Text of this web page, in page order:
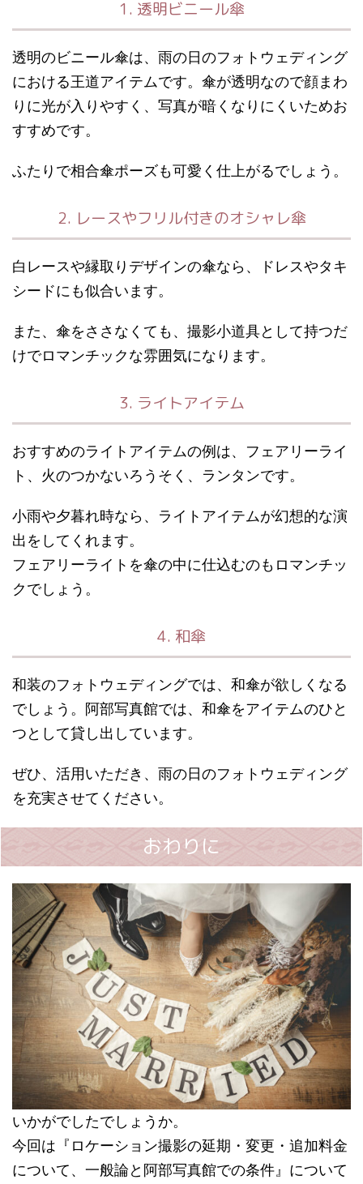
1. 透明ビニール傘
透明のビニール傘は、雨の日のフォトウェディング
における王道アイテムです。傘が透明なので顔まわ
りに光が入りやすく、写真が暗くなりにくいためお
すすめです。
ふたりで相合傘ポーズも可愛く仕上がるでしょう。
2. レースやフリル付きのオシャレ傘
白レースや縁取りデザインの傘なら、ドレスやタキ
シードにも似合います。
また、傘をささなくても、撮影小道具として持つだ
けでロマンチックな雰囲気になります。
3. ライトアイテム
おすすめのライトアイテムの例は、フェアリーライ
ト、火のつかないろうそく、ランタンです。
小雨や夕暮れ時なら、ライトアイテムが幻想的な演
出をしてくれます。
フェアリーライトを傘の中に仕込むのもロマンチッ
クでしょう。
4. 和傘
和装のフォトウェディングでは、和傘が欲しくなる
でしょう。阿部写真館では、和傘をアイテムのひと
つとして貸し出しています。
ぜひ、活用いただき、雨の日のフォトウェディング
を充実させてください。
おわりに
いかがでしたでしょうか。
今回は『ロケーション撮影の延期・変更・追加料金
について、一般論と阿部写真館での条件』について